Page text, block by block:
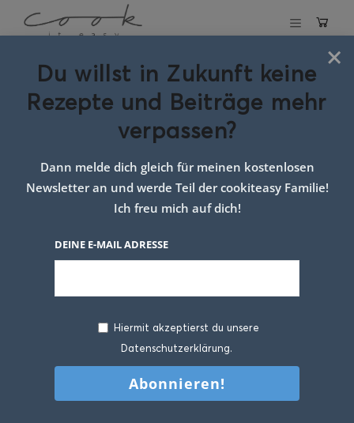
Schlagwort:
überbackene
vollkorn brote
×
Du willst in Zukunft keine
Rezepte und Beiträge mehr
verpassen?
Dann melde dich gleich für meinen kostenlosen
Newsletter an und werde Teil der cookiteasy Familie!
Ich freu mich auf dich!
DEINE E-MAIL ADRESSE
Hiermit akzeptierst du unsere
Datenschutzerklärung.